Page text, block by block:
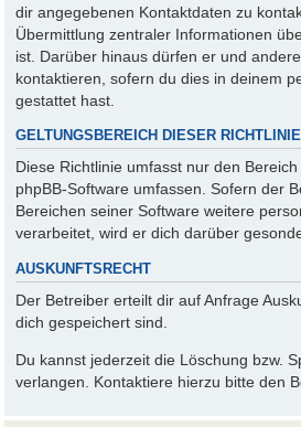
dir angegebenen Kontaktdaten zu
Übermittlung zentraler Informationen
ist. Darüber hinaus dürfen er und
kontaktieren, sofern du dies in deinem
gestattet hast.
GELTUNGSBEREICH DIESER RICHTLINIE
Diese Richtlinie umfasst nur den
phpBB-Software umfassen. Sofern der
Bereichen seiner Software weitere
verarbeitet, wird er dich darüber
AUSKUNFTSRECHT
Der Betreiber erteilt dir auf Anfrage
dich gespeichert sind.
Du kannst jederzeit die Löschung bzw.
verlangen. Kontaktiere hierzu bitte den